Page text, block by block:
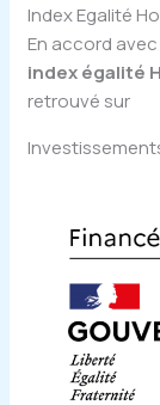
Index Egalité
En accord
index égalité
retrouvé sur